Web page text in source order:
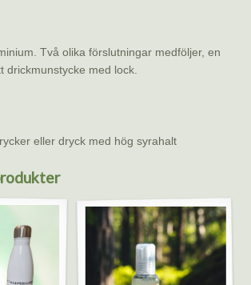
Två olika förslutningar medföljer, en
drickmunstycke med lock.
eller dryck med hög syrahalt